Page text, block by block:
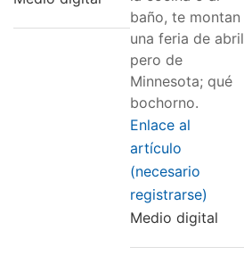
baño, te montan
una feria de abril
pero de
Minnesota; qué
bochorno.
Enlace al
artículo
(necesario
registrarse)
Medio digital